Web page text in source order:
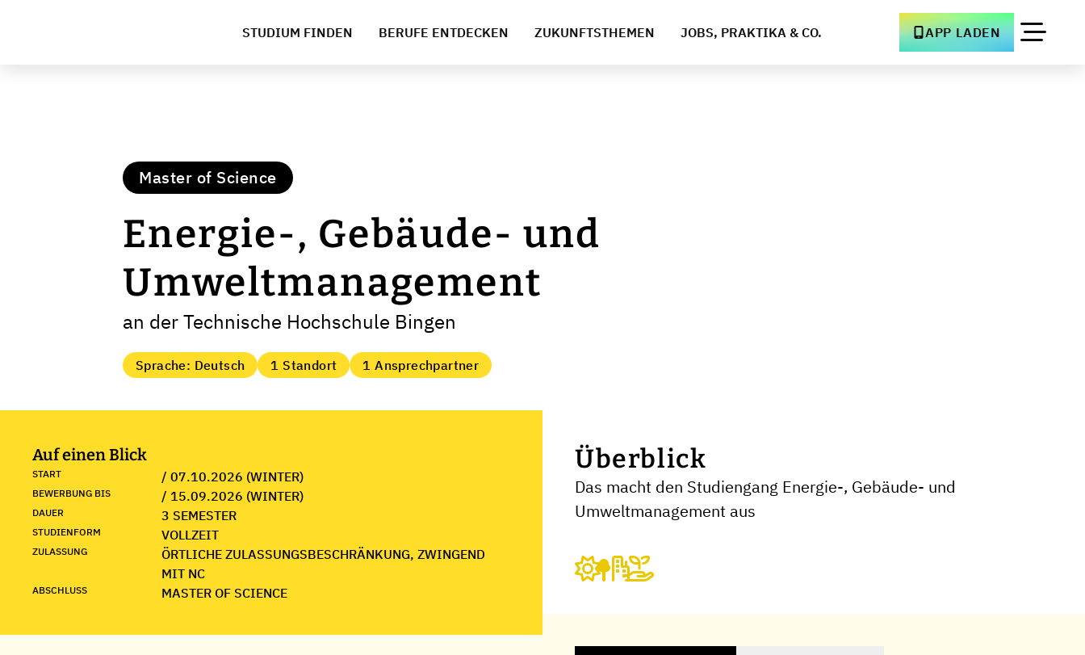
STUDIUM FINDEN BERUFE ENTDECKEN ZUKUNFTSTHEMEN JOBS, PRAKTIKA & CO. APP LADEN
Master of Science
Energie-, Gebäude- und
Umweltmanagement
an der Technische Hochschule Bingen
Sprache: Deutsch 1 Standort 1 Ansprechpartner
Auf einen Blick
START / 07.10.2026 (WINTER)
BEWERBUNG BIS / 15.09.2026 (WINTER)
DAUER 3 SEMESTER
STUDIENFORM VOLLZEIT
ZULASSUNG
ÖRTLICHE ZULASSUNGSBESCHRÄNKUNG, ZWINGEND
MIT NC
ABSCHLUSS MASTER OF SCIENCE
Überblick
Das macht den Studiengang Energie-, Gebäude- und
Umweltmanagement aus